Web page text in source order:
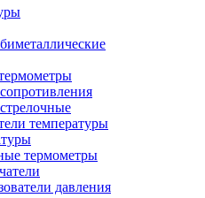
температуры
термометры
давления